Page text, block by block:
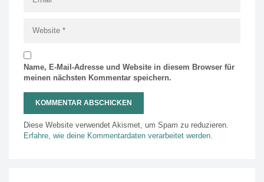
Name, E-Mail-Adresse und Website in diesem Browser für
meinen nächsten Kommentar speichern.
Diese Website verwendet Akismet, um Spam zu reduzieren.
Erfahre, wie deine Kommentardaten verarbeitet werden.